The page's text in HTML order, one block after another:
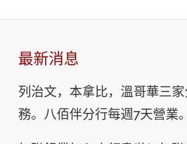
最新消息
列治文，本拿比，溫哥華三
務。八佰伴分行每週7天營業。